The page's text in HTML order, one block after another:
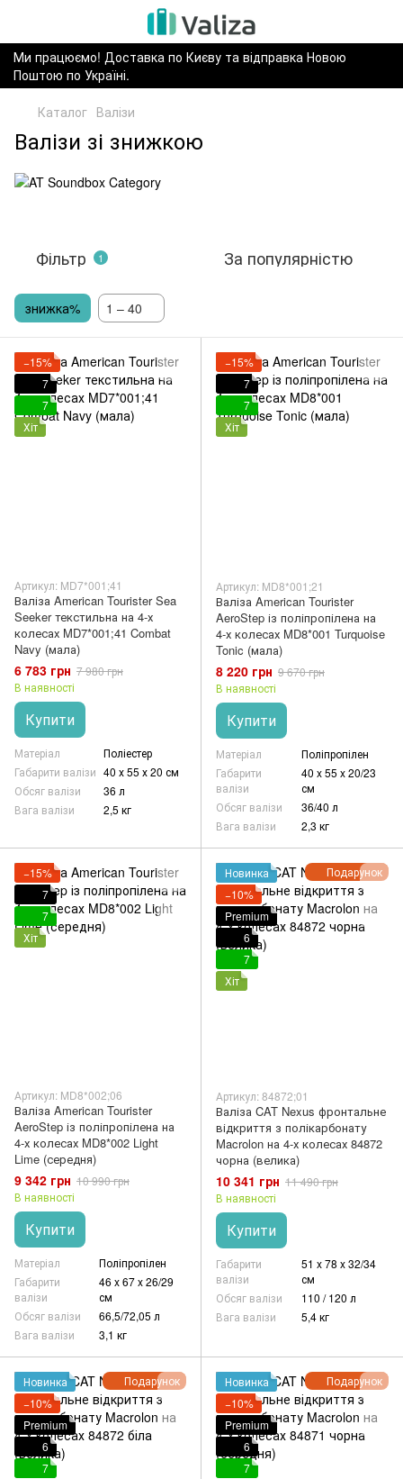
Ми працюємо! Доставка по Києву та відправка Новою
Поштою по Україні.
Каталог Валізи
Валізи зі знижкою
Фільтр 1 За популярністю
знижка% 1 – 40
−15%
7
7
Хіт
Артикул: MD7*001;41
Валіза American Tourister Sea
Seeker текстильна на 4-х
колесах MD7*001;41 Combat
Navy (мала)
6 783 грн 7 980 грн
В наявності
Купити
Матеріал
Поліестер
Габарити валізи 40 х 55 х 20 см
Обсяг валізи
36 л
Вага валізи
2,5 кг
−15%
7
7
Хіт
Артикул: MD8*001;21
Валіза American Tourister
AeroStep із поліпропілена на
4-х колесах MD8*001 Turquoise
Tonic (мала)
8 220 грн 9 670 грн
В наявності
Купити
Матеріал
Поліпропілен
Габарити
валізи
40 x 55 x 20/23
см
Обсяг валізи
36/40 л
Вага валізи
2,3 кг
−15%
7
7
Хіт
Артикул: MD8*002;06
Валіза American Tourister
AeroStep із поліпропілена на
4-х колесах MD8*002 Light
Lime (середня)
9 342 грн 10 990 грн
В наявності
Купити
Матеріал
Поліпропілен
Габарити
валізи
46 x 67 x 26/29
см
Обсяг валізи
66,5/72,05 л
Вага валізи
3,1 кг
Подарунок
Новинка
−10%
Premium
6
7
Хіт
Артикул: 84872;01
Валіза CAT Nexus фронтальне
відкриття з полікарбонату
Macrolon на 4-х колесах 84872
чорна (велика)
10 341 грн 11 490 грн
В наявності
Купити
Габарити
валізи
51 x 78 x 32/34
см
Обсяг валізи
110 / 120 л
Вага валізи
5,4 кг
Подарунок
Новинка
−10%
Premium
6
7
Подарунок
Новинка
−10%
Premium
6
7